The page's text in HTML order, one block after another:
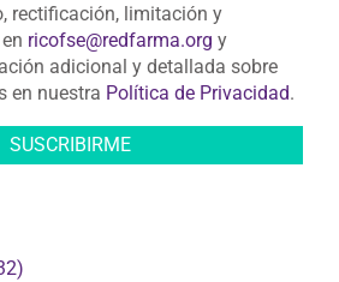
rectificación, limitación y
ricofse@redfarma.org y
adicional y detallada sobre
en nuestra Política de Privacidad.